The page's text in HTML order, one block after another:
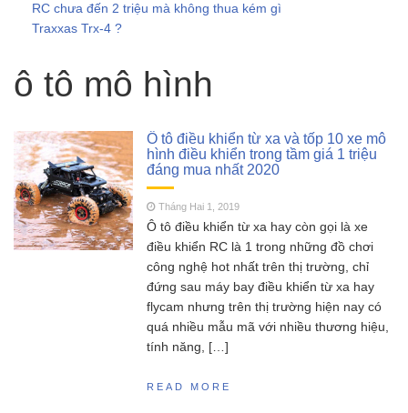
RC chưa đến 2 triệu mà không thua kém gì
Traxxas Trx-4 ?
thường gặp của tàu thuyền rc điều khiển từ xa
Feilun
FT011 có còn đáng mua khi SR65 đã quá bá
đạo?
Tháng Năm 13, 2023
SCY 16303 – Đúng nhận
sai cãi liệu có nên mua siêu phẩm xe drift
SCY16303 này ?
Tháng Năm 11, 2023
MJX Hyper go 16207 –
Siêu phẩm không đối thủ trong phân khúc 2
Đồ chơi RC HOBBY –
Chia sẻ kinh nghiệm toàn tập cho người mới
chơi mô hình điều khiển từ xa!
ô tô mô hình
Ô tô điều khiển từ xa và tốp 10 xe mô
hình điều khiển trong tầm giá 1 triệu
đáng mua nhất 2020
Tháng Hai 1, 2019
Ô tô điều khiển từ xa hay còn gọi là xe
điều khiển RC là 1 trong những đồ chơi
công nghệ hot nhất trên thị trường, chỉ
đứng sau máy bay điều khiển từ xa hay
flycam nhưng trên thị trường hiện nay có
quá nhiều mẫu mã với nhiều thương hiệu,
tính năng, […]
READ MORE